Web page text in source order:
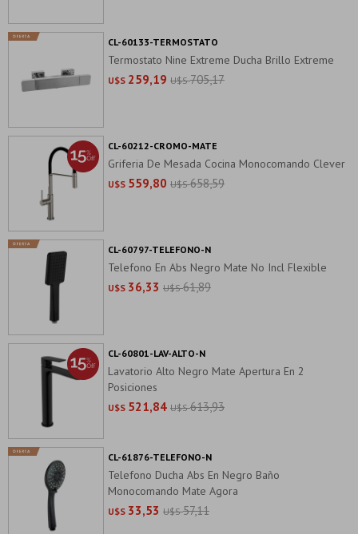
Termostato Nine Extreme Ducha Brillo Extreme
U$S 259,19 U$S 705,17
CL-60133-TERMOSTATO
Griferia De Mesada Cocina Monocomando Clever
U$S 559,80 U$S 658,59
CL-60212-CROMO-MATE
Telefono En Abs Negro Mate No Incl Flexible
U$S 36,33 U$S 61,89
CL-60797-TELEFONO-N
Lavatorio Alto Negro Mate Apertura En 2
Posiciones
U$S 521,84 U$S 613,93
CL-60801-LAV-ALTO-N
Telefono Ducha Abs En Negro Baño
Monocomando Mate Agora
U$S 33,53 U$S 57,11
CL-61876-TELEFONO-N